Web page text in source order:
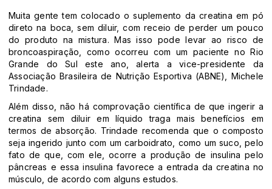
Muita gente tem colocado o suplemento da creatina em pó
direto na boca, sem diluir, com receio de perder um pouco
do produto na mistura. Mas isso pode levar ao risco de
broncoaspiração, como ocorreu com um paciente no Rio
Grande do Sul este ano, alerta a vice-presidente da
Associação Brasileira de Nutrição Esportiva (ABNE), Michele
Trindade.
Além disso, não há comprovação científica de que ingerir a
creatina sem diluir em líquido traga mais benefícios em
termos de absorção. Trindade recomenda que o composto
seja ingerido junto com um carboidrato, como um suco, pelo
fato de que, com ele, ocorre a produção de insulina pelo
pâncreas e essa insulina favorece a entrada da creatina no
músculo, de acordo com alguns estudos.